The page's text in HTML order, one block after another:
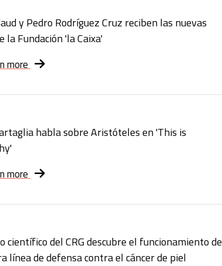
y Pedro Rodríguez Cruz reciben las nuevas
la Fundación 'la Caixa'
more
habla sobre Aristóteles en 'This is
more
científico del CRG descubre el funcionamiento de
línea de defensa contra el cáncer de piel